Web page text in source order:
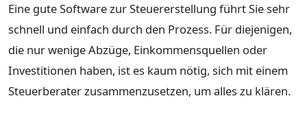
Eine gute Software zur Steuererstellung führt Sie sehr
schnell und einfach durch den Prozess. Für diejenigen,
die nur wenige Abzüge, Einkommensquellen oder
Investitionen haben, ist es kaum nötig, sich mit einem
Steuerberater zusammenzusetzen, um alles zu klären.